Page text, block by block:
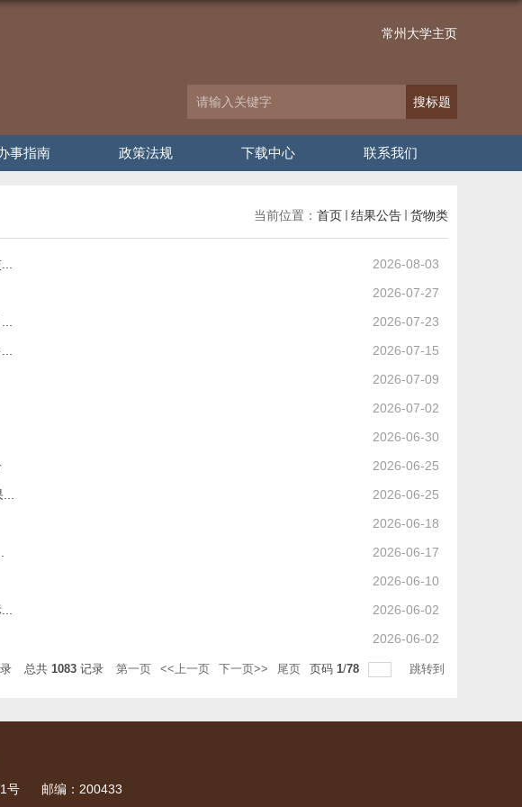
常州大学主页
事指南 政策法规 下载中心 联系我们
当前位置： 首页 结果公告 货物类
2026-08-03
2026-07-27
2026-07-23
2026-07-15
2026-07-09
2026-07-02
2026-06-30
2026-06-25
2026-06-25
2026-06-18
2026-06-17
2026-06-10
2026-06-02
2026-06-02
总共 1083 记录 第一页 <<上一页 下一页>> 尾页 页码 1/78 跳转到
号
邮编：200433